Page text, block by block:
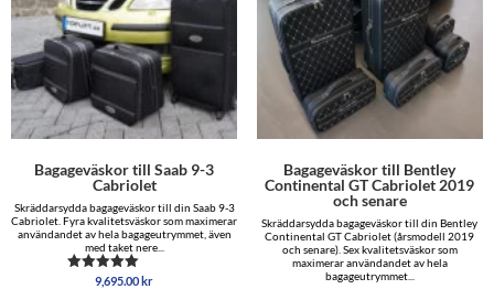
Bagageväskor till Saab 9-3
Cabriolet
Skräddarsydda bagageväskor till din Saab 9-3
Cabriolet. Fyra kvalitetsväskor som maximerar
användandet av hela bagageutrymmet, även
med taket nere...
Betygsatt
9,695.00kr
Bagageväskor till Bentley
Continental GT Cabriolet 2019
och senare
Skräddarsydda bagageväskor till din Bentley
Continental GT Cabriolet (årsmodell 2019
och senare). Sex kvalitetsväskor som
maximerar användandet av hela
bagageutrymmet...